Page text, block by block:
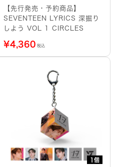
【先行発売・予約商品】
SEVENTEEN LYRICS 深掘り
しよう VOL 1 CIRCLES
¥4,360 税込
1個